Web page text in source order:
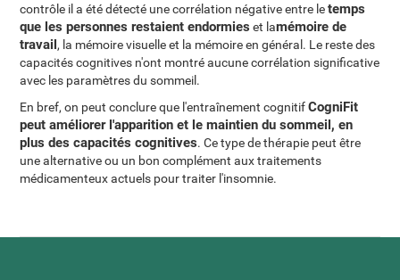
contrôle il a été détecté une corrélation négative entre letemps
que les personnes restaient endormies et lamémoire de
travail, la mémoire visuelle et la mémoire en général. Le reste des
capacités cognitives n'ont montré aucune corrélation significative
avec les paramètres du sommeil.
En bref, on peut conclure que l'entraînement cognitifCogniFit
peut améliorer l'apparition et le maintien du sommeil, en
plus des capacités cognitives. Ce type de thérapie peut être
une alternative ou un bon complément aux traitements
médicamenteux actuels pour traiter l'insomnie.